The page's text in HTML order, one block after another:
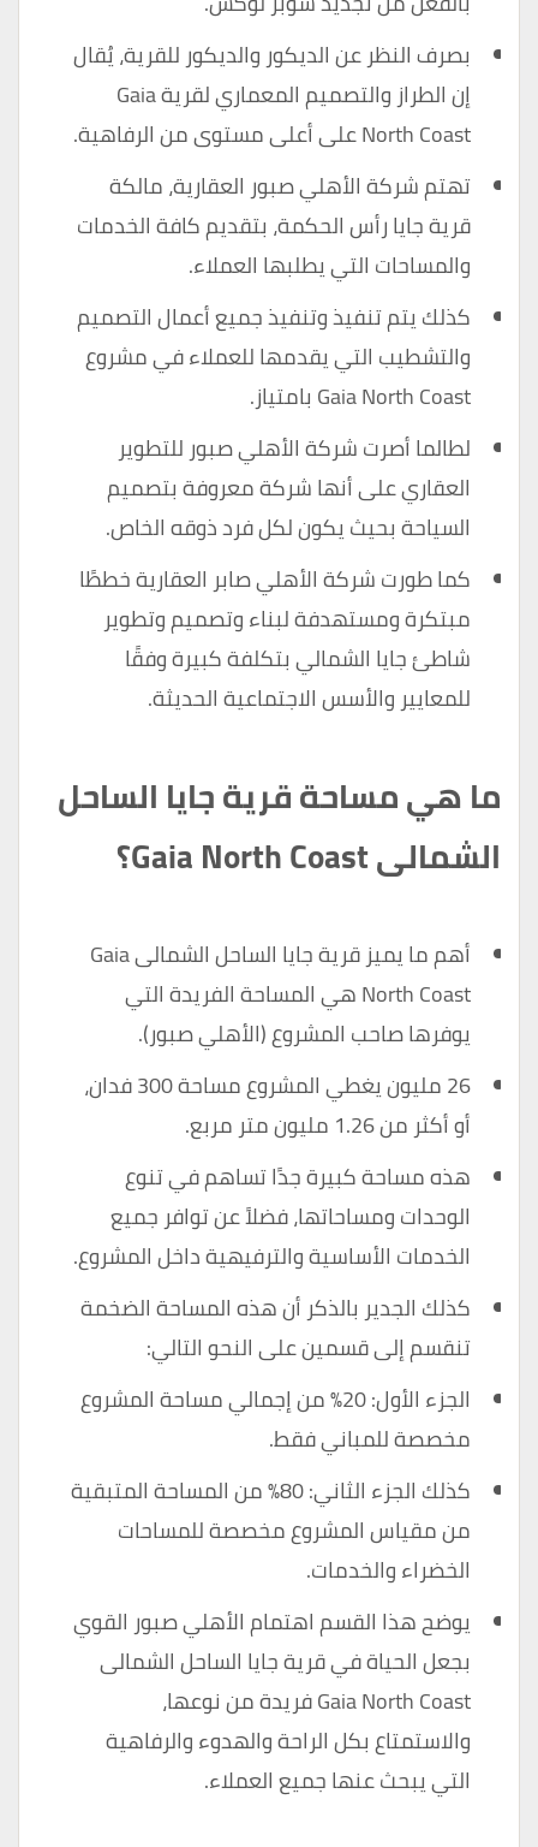
بصرف النظر عن الديكور والديكور للقرية، يُقال
إن الطراز والتصميم المعماري لقرية Gaia
North Coast على أعلى مستوى من الرفاهية.
تهتم شركة الأهلي صبور العقارية، مالكة
قرية جايا رأس الحكمة، بتقديم كافة الخدمات
والمساحات التي يطلبها العملاء.
كذلك يتم تنفيذ وتنفيذ جميع أعمال التصميم
والتشطيب التي يقدمها للعملاء في مشروع
Gaia North Coast بامتياز.
لطالما أصرت شركة الأهلي صبور للتطوير
العقاري على أنها شركة معروفة بتصميم
السياحة بحيث يكون لكل فرد ذوقه الخاص.
كما طورت شركة الأهلي صابر العقارية خططًا
مبتكرة ومستهدفة لبناء وتصميم وتطوير
شاطئ جايا الشمالي بتكلفة كبيرة وفقًا
للمعايير والأسس الاجتماعية الحديثة.
ما هي مساحة قرية جايا الساحل
الشمالى Gaia North Coast؟
أهم ما يميز قرية جايا الساحل الشمالى Gaia
North Coast هي المساحة الفريدة التي
يوفرها صاحب المشروع (الأهلي صبور).
26 مليون يغطي المشروع مساحة 300 فدان،
أو أكثر من 1.26 مليون متر مربع.
هذه مساحة كبيرة جدًا تساهم في تنوع
الوحدات ومساحاتها، فضلاً عن توافر جميع
الخدمات الأساسية والترفيهية داخل المشروع.
كذلك الجدير بالذكر أن هذه المساحة الضخمة
تنقسم إلى قسمين على النحو التالي:
الجزء الأول: 20٪ من إجمالي مساحة المشروع
مخصصة للمباني فقط.
كذلك الجزء الثاني: 80٪ من المساحة المتبقية
من مقياس المشروع مخصصة للمساحات
الخضراء والخدمات.
يوضح هذا القسم اهتمام الأهلي صبور القوي
بجعل الحياة في قرية جايا الساحل الشمالى
Gaia North Coast فريدة من نوعها،
والاستمتاع بكل الراحة والهدوء والرفاهية
التي يبحث عنها جميع العملاء.